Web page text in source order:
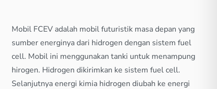
Mobil FCEV adalah mobil futuristik masa depan yang
sumber energinya dari hidrogen dengan sistem fuel
cell. Mobil ini menggunakan tanki untuk menampung
hirogen. Hidrogen dikirimkan ke sistem fuel cell.
Selanjutnya energi kimia hidrogen diubah ke energi